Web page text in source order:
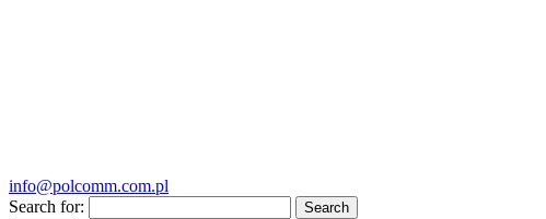
info@polcomm.com.pl
Search for: